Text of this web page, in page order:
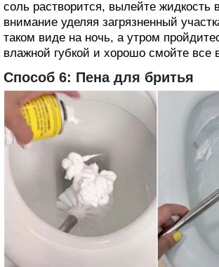
соль растворится, вылейте жидкость
внимание уделяя загрязненный
таком виде на ночь, а утром
влажной губкой и хорошо смойте все
Способ 6: Пена для бритья